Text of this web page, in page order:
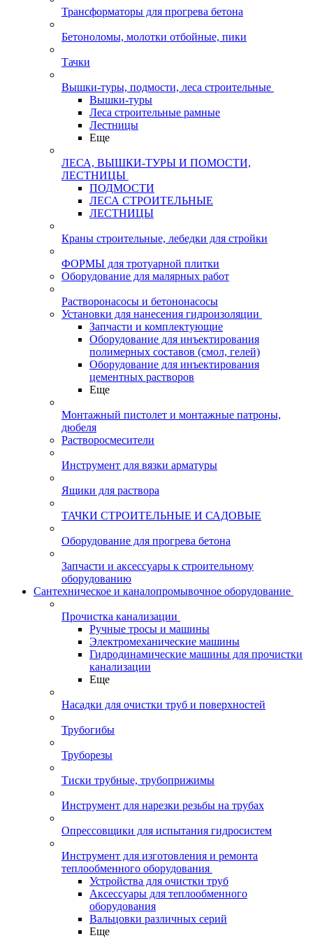
Трансформаторы для прогрева бетона
Бетоноломы, молотки отбойные, пики
Тачки
Вышки-туры, подмости, леса строительные
Вышки-туры
Леса строительные рамные
Лестницы
Еще
ЛЕСА, ВЫШКИ-ТУРЫ И ПОМОСТИ,
ЛЕСТНИЦЫ
ПОДМОСТИ
ЛЕСА СТРОИТЕЛЬНЫЕ
ЛЕСТНИЦЫ
Краны строительные, лебедки для стройки
ФОРМЫ для тротуарной плитки
Оборудование для малярных работ
Растворонасосы и бетононасосы
Установки для нанесения гидроизоляции
Запчасти и комплектующие
Оборудование для инъектирования
полимерных составов (смол, гелей)
Оборудование для инъектирования
цементных растворов
Еще
Монтажный пистолет и монтажные патроны,
дюбеля
Растворосмесители
Инструмент для вязки арматуры
Ящики для раствора
ТАЧКИ СТРОИТЕЛЬНЫЕ И САДОВЫЕ
Оборудование для прогрева бетона
Запчасти и аксессуары к строительному
оборудованию
Сантехническое и каналопромывочное оборудование
Прочистка канализации
Ручные тросы и машины
Электромеханические машины
Гидродинамические машины для прочистки
канализации
Еще
Насадки для очистки труб и поверхностей
Трубогибы
Труборезы
Тиски трубные, трубоприжимы
Инструмент для нарезки резьбы на трубах
Опрессовщики для испытания гидросистем
Инструмент для изготовления и ремонта
теплообменного оборудования
Устройства для очистки труб
Аксессуары для теплообменного
оборудования
Вальцовки различных серий
Еще